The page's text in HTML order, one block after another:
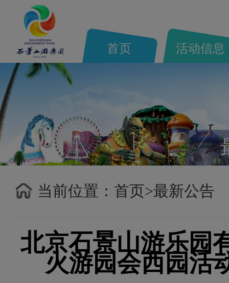
首页 活动信息
当前位置： 首页>最新公告
北京石景山游乐园
火游园会西园活